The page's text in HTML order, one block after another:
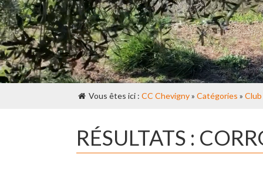
Vous êtes ici : CC Chevigny» Catégories » Club
RÉSULTATS :